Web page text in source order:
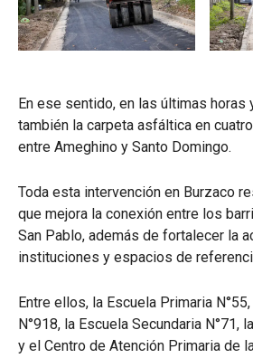
En ese sentido, en las últimas horas
también la carpeta asfáltica en
entre Ameghino y Santo Domingo.
Toda esta intervención en Burzaco
que mejora la conexión entre los
San Pablo, además de fortalecer la
instituciones y espacios de
Entre ellos, la Escuela Primaria
N°918, la Escuela Secundaria N°71,
y el Centro de Atención Primaria de